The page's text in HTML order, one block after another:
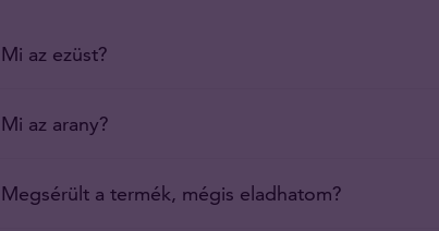
Mi az ezüst?
Mi az arany?
Megsérült a termék, mégis eladhatom?